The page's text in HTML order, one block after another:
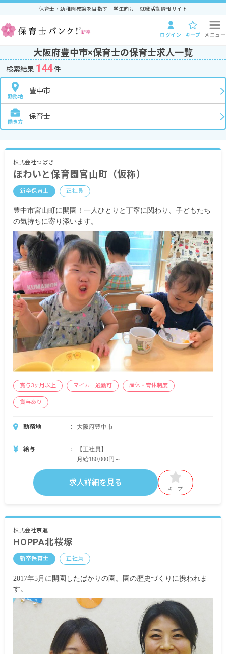
保育士・幼稚園教諭を目指す「学生向け」就職活動情報サイト
ログイン キープ メニュー
大阪府豊中市×保育士の保育士求人一覧
検索結果 144件
勤務地
豊中市
働き方
保育士
株式会社つばき
ほわいと保育園宮山町（仮称）
新卒保育士 正社員
豊中市宮山町に開園！一人ひとりと丁寧に関わり、子どもたち
の気持ちに寄り添います。
賞与3ヶ月以上 マイカー通勤可 産休・育休制度
賞与あり
勤務地 大阪府豊中市
給与
【正社員】
月給180,000円～
昇給年1回
賞与年2回（昨年度実績3.5ヶ月）
昇給年1回
昇給年1回
求人詳細を見る
キープ
株式会社京進
HOPPA北桜塚
新卒保育士 正社員
2017年5月に開園したばかりの園。園の歴史づくりに携われま
す。